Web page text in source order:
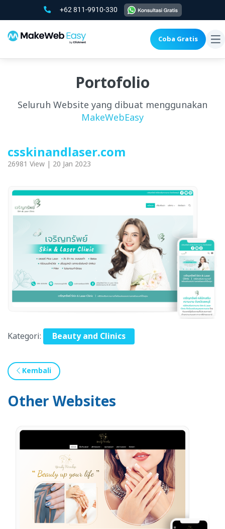
+62 811-9910-330
Coba Gratis
Portofolio
Seluruh Website yang dibuat menggunakan
MakeWebEasy
csskinandlaser.com
26981 View | 20 Jan 2023
Kategori: Beauty and Clinics
Kembali
Other Websites